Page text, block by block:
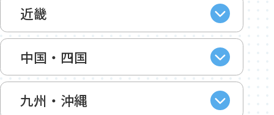
近畿
中国・四国
九州・沖縄